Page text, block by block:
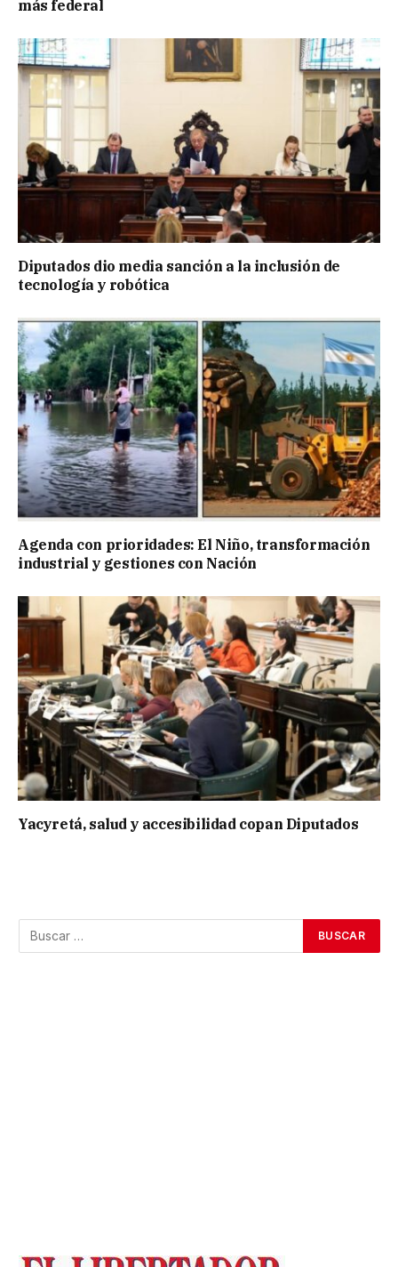
más federal
Diputados dio media sanción a la inclusión de
tecnología y robótica
Agenda con prioridades: El Niño, transformación
industrial y gestiones con Nación
Yacyretá, salud y accesibilidad copan Diputados